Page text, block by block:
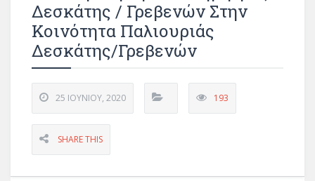
Δεσκάτης / Γρεβενών Στην
Κοινότητα Παλιουριάς
Δεσκάτης/Γρεβενών
25 ΙΟΥΝΊΟΥ, 2020 193
SHARE THIS